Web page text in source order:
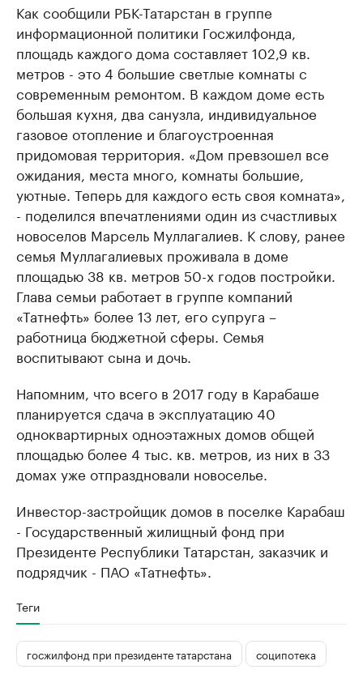
Как сообщили РБК-Татарстан в группе
информационной политики Госжилфонда,
площадь каждого дома составляет 102,9 кв.
метров - это 4 большие светлые комнаты с
современным ремонтом. В каждом доме есть
большая кухня, два санузла, индивидуальное
газовое отопление и благоустроенная
придомовая территория. «Дом превзошел все
ожидания, места много, комнаты большие,
уютные. Теперь для каждого есть своя комната»,
- поделился впечатлениями один из счастливых
новоселов Марсель Муллагалиев. К слову, ранее
семья Муллагалиевых проживала в доме
площадью 38 кв. метров 50-х годов постройки.
Глава семьи работает в группе компаний
«Татнефть» более 13 лет, его супруга –
работница бюджетной сферы. Семья
воспитывают сына и дочь.
Напомним, что всего в 2017 году в Карабаше
планируется сдача в эксплуатацию 40
одноквартирных одноэтажных домов общей
площадью более 4 тыс. кв. метров, из них в 33
домах уже отпраздновали новоселье.
Инвестор-застройщик домов в поселке Карабаш
- Государственный жилищный фонд при
Президенте Республики Татарстан, заказчик и
подрядчик - ПАО «Татнефть».
Теги
госжилфонд при президенте татарстана соципотека